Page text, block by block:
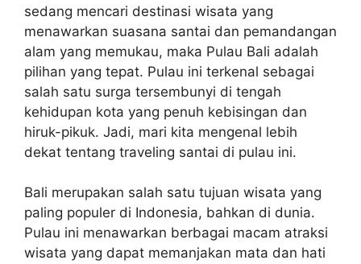
sedang mencari destinasi wisata yang
menawarkan suasana santai dan pemandangan
alam yang memukau, maka Pulau Bali adalah
pilihan yang tepat. Pulau ini terkenal sebagai
salah satu surga tersembunyi di tengah
kehidupan kota yang penuh kebisingan dan
hiruk-pikuk. Jadi, mari kita mengenal lebih
dekat tentang traveling santai di pulau ini.
Bali merupakan salah satu tujuan wisata yang
paling populer di Indonesia, bahkan di dunia.
Pulau ini menawarkan berbagai macam atraksi
wisata yang dapat memanjakan mata dan hati